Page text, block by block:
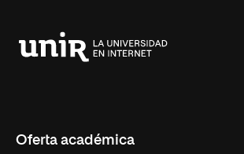
Oferta académica